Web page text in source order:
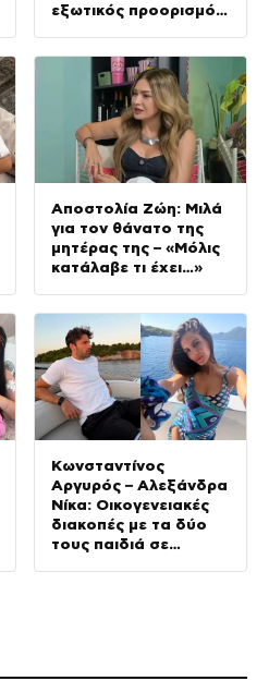
εξωτικός προορισμός
Αποστολία Ζώη: Μιλά
για τον θάνατο της
μητέρας της – «Μόλις
κατάλαβε τι έχει…»
Κωνσταντίνος
Αργυρός – Αλεξάνδρα
Νίκα: Οικογενειακές
διακοπές με τα δύο
τους παιδιά σε